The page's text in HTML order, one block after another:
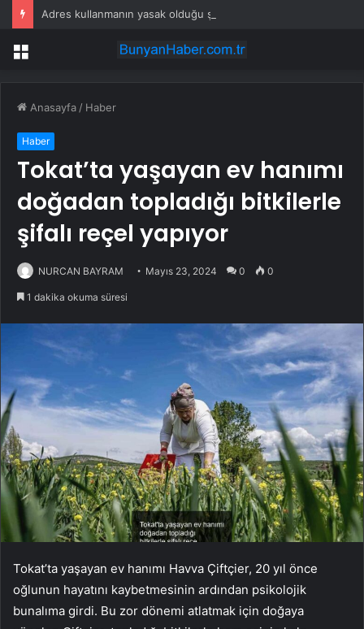
Menü
Anasayfa / Haber
Haber
Tokat’ta yaşayan ev hanımı
doğadan topladığı bitkilerle
şifalı reçel yapıyor
NURCAN BAYRAM Mayıs 23, 2024 0 0
1 dakika okuma süresi
Tokat’ta yaşayan ev hanımı Havva Çiftçier, 20 yıl önce
oğlunun hayatını kaybetmesinin ardından psikolojik
bunalıma girdi. Bu zor dönemi atlatmak için doğaya